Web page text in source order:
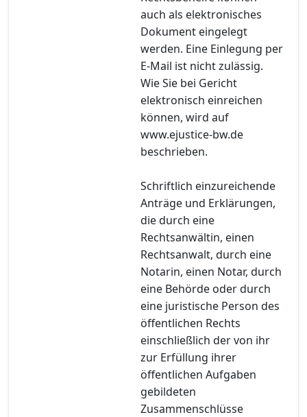
auch als elektronisches
Dokument eingelegt
werden. Eine Einlegung per
E-Mail ist nicht zulässig.
Wie Sie bei Gericht
elektronisch einreichen
können, wird auf
www.ejustice-bw.de
beschrieben.
Schriftlich einzureichende
Anträge und Erklärungen,
die durch eine
Rechtsanwältin, einen
Rechtsanwalt, durch eine
Notarin, einen Notar, durch
eine Behörde oder durch
eine juristische Person des
öffentlichen Rechts
einschließlich der von ihr
zur Erfüllung ihrer
öffentlichen Aufgaben
gebildeten
Zusammenschlüsse